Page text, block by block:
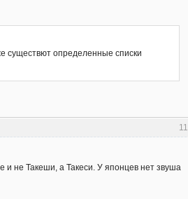
существют определенные списки
11
и не Такеши, а Такеси. У японцев нет звуша